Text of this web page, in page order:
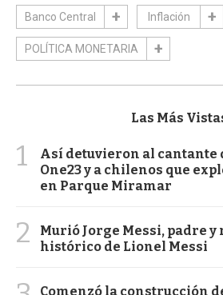
Banco Central Inflación
POLÍTICA MONETARIA
Las Más
1
Así detuvieron al cantante
One23 y a chilenos que
en Parque Miramar
2
Murió Jorge Messi, padre
histórico de Lionel Messi
Comenzó la construcción